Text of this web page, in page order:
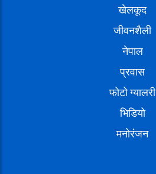
खेलकूद
जीवनशैली
नेपाल
प्रवास
फोटो ग्यालरी
भिडियो
मनोरंजन